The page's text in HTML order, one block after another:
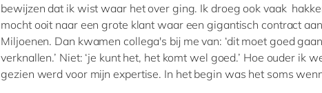
bewijzen dat ik wist waar het over ging. Ik droeg ook vaak
mocht ooit naar een grote klant waar een gigantisch contract
Miljoenen. Dan kwamen collega's bij me van: ‘dit moet goed
verknallen.’ Niet: ‘je kunt het, het komt wel goed.’ Hoe ouder ik
gezien werd voor mijn expertise. In het begin was het soms